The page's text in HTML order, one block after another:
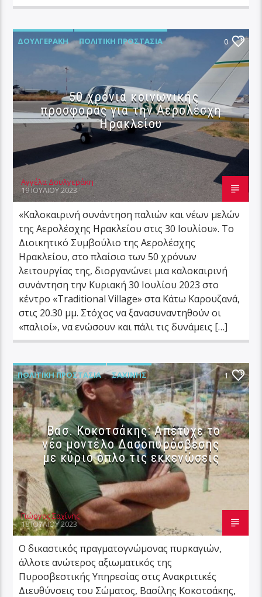
ΔΟΥΛΓΕΡΆΚΗ ΠΟΛΙΤΙΚΉ ΠΡΟΣΤΑΣΊΑ 0
50 χρόνια κοινωνικής
προσφοράς για την Αερολέσχη
Ηρακλείου
Αγγέλα Δουλγεράκη
19 ΙΟΥΛΊΟΥ 2023
«Καλοκαιρινή συνάντηση παλιών και νέων μελών
της Αερολέσχης Ηρακλείου στις 30 Ιουλίου». Το
Διοικητικό Συμβούλιο της Αερολέσχης
Ηρακλείου, στο πλαίσιο των 50 χρόνων
λειτουργίας της, διοργανώνει μια καλοκαιρινή
συνάντηση την Κυριακή 30 Ιουλίου 2023 στο
κέντρο «Traditional Village» στα Κάτω Καρουζανά,
στις 20.30 μμ. Στόχος να ξανασυναντηθούν οι
«παλιοί», να ενώσουν και πάλι τις δυνάμεις […]
ΠΟΛΙΤΙΚΉ ΠΡΟΣΤΑΣΊΑ ΣΑΧΊΝΗΣ 1
Βασ. Κοκοτσάκης: Απέτυχε το
νέο μοντέλο Δασοπυρόσβεσης
με κύριο όπλο τις εκκενώσεις
Γιώργος Σαχίνης
18 ΙΟΥΛΊΟΥ 2023
Ο δικαστικός πραγματογνώμονας πυρκαγιών,
άλλοτε ανώτερος αξιωματικός της
Πυροσβεστικής Υπηρεσίας στις Ανακριτικές
Διευθύνσεις του Σώματος, Βασίλης Κοκοτσάκης,